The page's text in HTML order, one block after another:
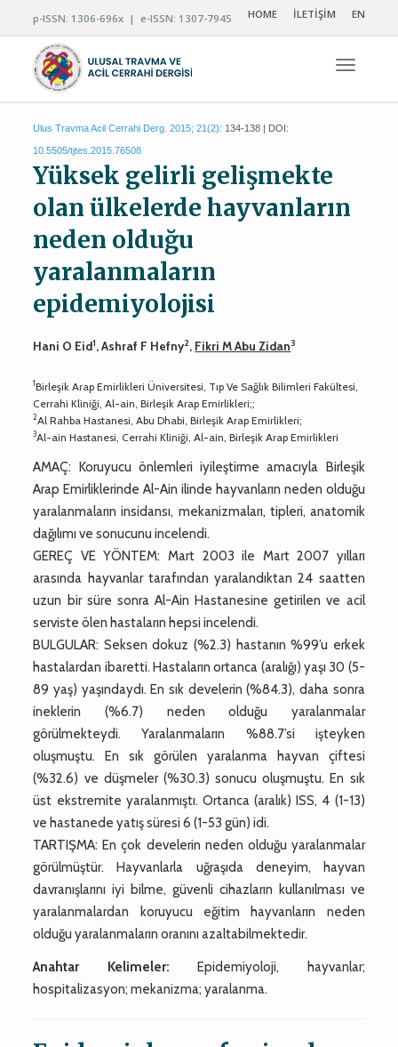
p-ISSN: 1306-696x | e-ISSN: 1307-7945 HOME İLETİŞİM EN
Ulus Travma Acil Cerrahi Derg. 2015; 21(2): 134-138 | DOI:
10.5505/tjtes.2015.76508
Yüksek gelirli gelişmekte
olan ülkelerde hayvanların
neden olduğu
yaralanmaların
epidemiyolojisi
Hani O Eid1, Ashraf F Hefny2, Fikri M Abu Zidan3
1Birleşik Arap Emirlikleri Üniversitesi, Tıp Ve Sağlık Bilimleri Fakültesi,
Cerrahi Kliniği, Al-ain, Birleşik Arap Emirlikleri;;
2Al Rahba Hastanesi, Abu Dhabi, Birleşik Arap Emirlikleri;
3Al-ain Hastanesi, Cerrahi Kliniği, Al-ain, Birleşik Arap Emirlikleri
AMAÇ: Koruyucu önlemleri iyileştirme amacıyla Birleşik
Arap Emirliklerinde Al-Ain ilinde hayvanların neden olduğu
yaralanmaların insidansı, mekanizmaları, tipleri, anatomik
dağılımı ve sonucunu incelendi.
GEREÇ VE YÖNTEM: Mart 2003 ile Mart 2007 yılları
arasında hayvanlar tarafından yaralandıktan 24 saatten
uzun bir süre sonra Al-Ain Hastanesine getirilen ve acil
serviste ölen hastaların hepsi incelendi.
BULGULAR: Seksen dokuz (%2.3) hastanın %99’u erkek
hastalardan ibaretti. Hastaların ortanca (aralığı) yaşı 30 (5-
89 yaş) yaşındaydı. En sık develerin (%84.3), daha sonra
ineklerin (%6.7) neden olduğu yaralanmalar
görülmekteydi. Yaralanmaların %88.7’si işteyken
oluşmuştu. En sık görülen yaralanma hayvan çiftesi
(%32.6) ve düşmeler (%30.3) sonucu oluşmuştu. En sık
üst ekstremite yaralanmıştı. Ortanca (aralık) ISS, 4 (1-13)
ve hastanede yatış süresi 6 (1-53 gün) idi.
TARTIŞMA: En çok develerin neden olduğu yaralanmalar
görülmüştür. Hayvanlarla uğraşıda deneyim, hayvan
davranışlarını iyi bilme, güvenli cihazların kullanılması ve
yaralanmalardan koruyucu eğitim hayvanların neden
olduğu yaralanmaların oranını azaltabilmektedir.
Anahtar Kelimeler: Epidemiyoloji, hayvanlar;
hospitalizasyon; mekanizma; yaralanma.